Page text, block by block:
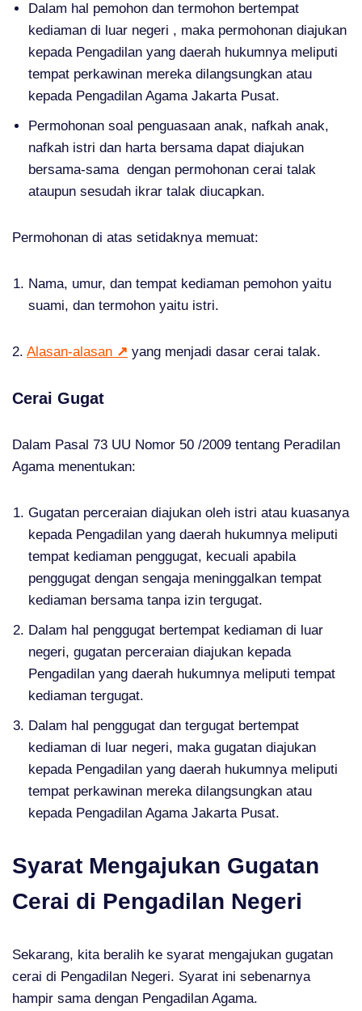
Dalam hal pemohon dan termohon bertempat
kediaman di luar negeri , maka permohonan diajukan
kepada Pengadilan yang daerah hukumnya meliputi
tempat perkawinan mereka dilangsungkan atau
kepada Pengadilan Agama Jakarta Pusat.
Permohonan soal penguasaan anak, nafkah anak,
nafkah istri dan harta bersama dapat diajukan
bersama-sama dengan permohonan cerai talak
ataupun sesudah ikrar talak diucapkan.
Permohonan di atas setidaknya memuat:
Nama, umur, dan tempat kediaman pemohon yaitu
suami, dan termohon yaitu istri.
2. Alasan-alasan ↗ yang menjadi dasar cerai talak.
Cerai Gugat
Dalam Pasal 73 UU Nomor 50 /2009 tentang Peradilan
Agama menentukan:
Gugatan perceraian diajukan oleh istri atau kuasanya
kepada Pengadilan yang daerah hukumnya meliputi
tempat kediaman penggugat, kecuali apabila
penggugat dengan sengaja meninggalkan tempat
kediaman bersama tanpa izin tergugat.
Dalam hal penggugat bertempat kediaman di luar
negeri, gugatan perceraian diajukan kepada
Pengadilan yang daerah hukumnya meliputi tempat
kediaman tergugat.
Dalam hal penggugat dan tergugat bertempat
kediaman di luar negeri, maka gugatan diajukan
kepada Pengadilan yang daerah hukumnya meliputi
tempat perkawinan mereka dilangsungkan atau
kepada Pengadilan Agama Jakarta Pusat.
Syarat Mengajukan Gugatan
Cerai di Pengadilan Negeri
Sekarang, kita beralih ke syarat mengajukan gugatan
cerai di Pengadilan Negeri. Syarat ini sebenarnya
hampir sama dengan Pengadilan Agama.